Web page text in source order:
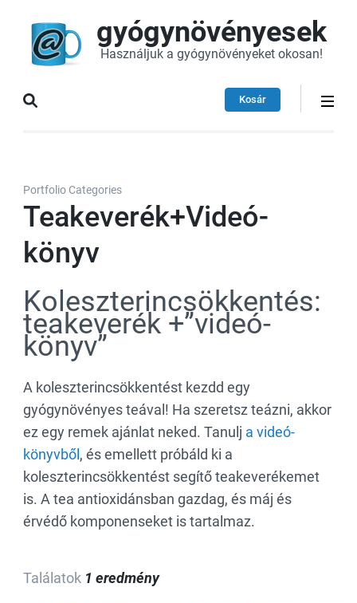
gyógynövényesek
Használjuk a gyógynövényeket okosan!
Kosár
Portfolio Categories
Teakeverék+Videó-
könyv
Koleszterincsökkentés:
teakeverék +”videó-
könyv”
A koleszterincsökkentést kezdd egy
gyógynövényes teával! Ha szeretsz teázni, akkor
ez egy remek ajánlat neked. Tanulj a videó-
könyvből , és emellett próbáld ki a
koleszterincsökkentést segítő teakeverékemet
is. A tea antioxidánsban gazdag, és máj és
érvédő komponenseket is tartalmaz.
Találatok 1 eredmény